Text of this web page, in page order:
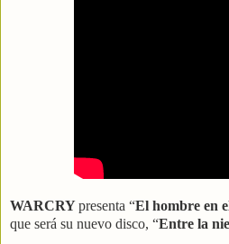
WARCRYpresenta “El hombre en
que será su nuevo disco, “Entre la